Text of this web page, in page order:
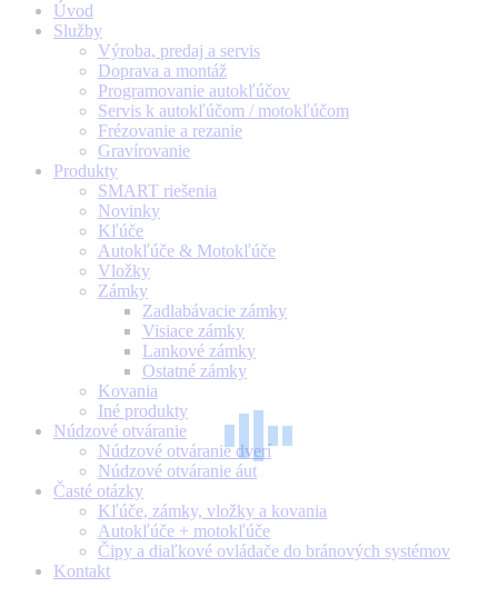
Úvod
Služby
Výroba, predaj a servis
Doprava a montáž
Programovanie autokľúčov
Servis k autokľúčom / motokľúčom
Frézovanie a rezanie
Gravírovanie
Produkty
SMART riešenia
Novinky
Kľúče
Autokľúče & Motokľúče
Vložky
Zámky
Zadlabávacie zámky
Visiace zámky
Lankové zámky
Ostatné zámky
Kovania
Iné produkty
Núdzové otváranie
Núdzové otváranie dverí
Núdzové otváranie áut
Časté otázky
Kľúče, zámky, vložky a kovania
Autokľúče + motokľúče
Čipy a diaľkové ovládače do bránových systémov
Kontakt